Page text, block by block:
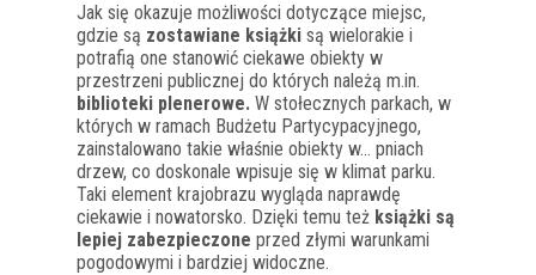
Jak się okazuje możliwości dotyczące miejsc,
gdzie są zostawiane książki są wielorakie i
potrafią one stanowić ciekawe obiekty w
przestrzeni publicznej do których należą m.in.
biblioteki plenerowe. W stołecznych parkach, w
których w ramach Budżetu Partycypacyjnego,
zainstalowano takie właśnie obiekty w… pniach
drzew, co doskonale wpisuje się w klimat parku.
Taki element krajobrazu wygląda naprawdę
ciekawie i nowatorsko. Dzięki temu też książki są
lepiej zabezpieczone przed złymi warunkami
pogodowymi i bardziej widoczne.